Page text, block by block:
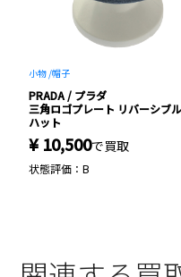
小物 /帽子
PRADA / プラダ
三角ロゴプレート リバーシブル
ハット
¥ 10,500で買取
状態評価：B